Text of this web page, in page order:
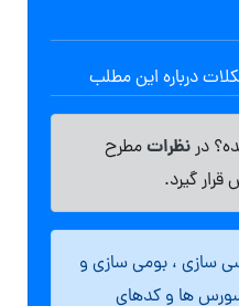
درباره این مطلب
درنظراتمطرح
گیرد.
سازی ، بومی سازی و
ها و کدهای